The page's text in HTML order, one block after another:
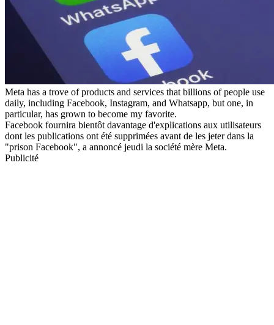
Meta has a trove of products and services that billions of people use
daily, including Facebook, Instagram, and Whatsapp, but one, in
particular, has grown to become my favorite.
Facebook fournira bientôt davantage d'explications aux utilisateurs
dont les publications ont été supprimées avant de les jeter dans la
"prison Facebook", a annoncé jeudi la société mère Meta.
Publicité